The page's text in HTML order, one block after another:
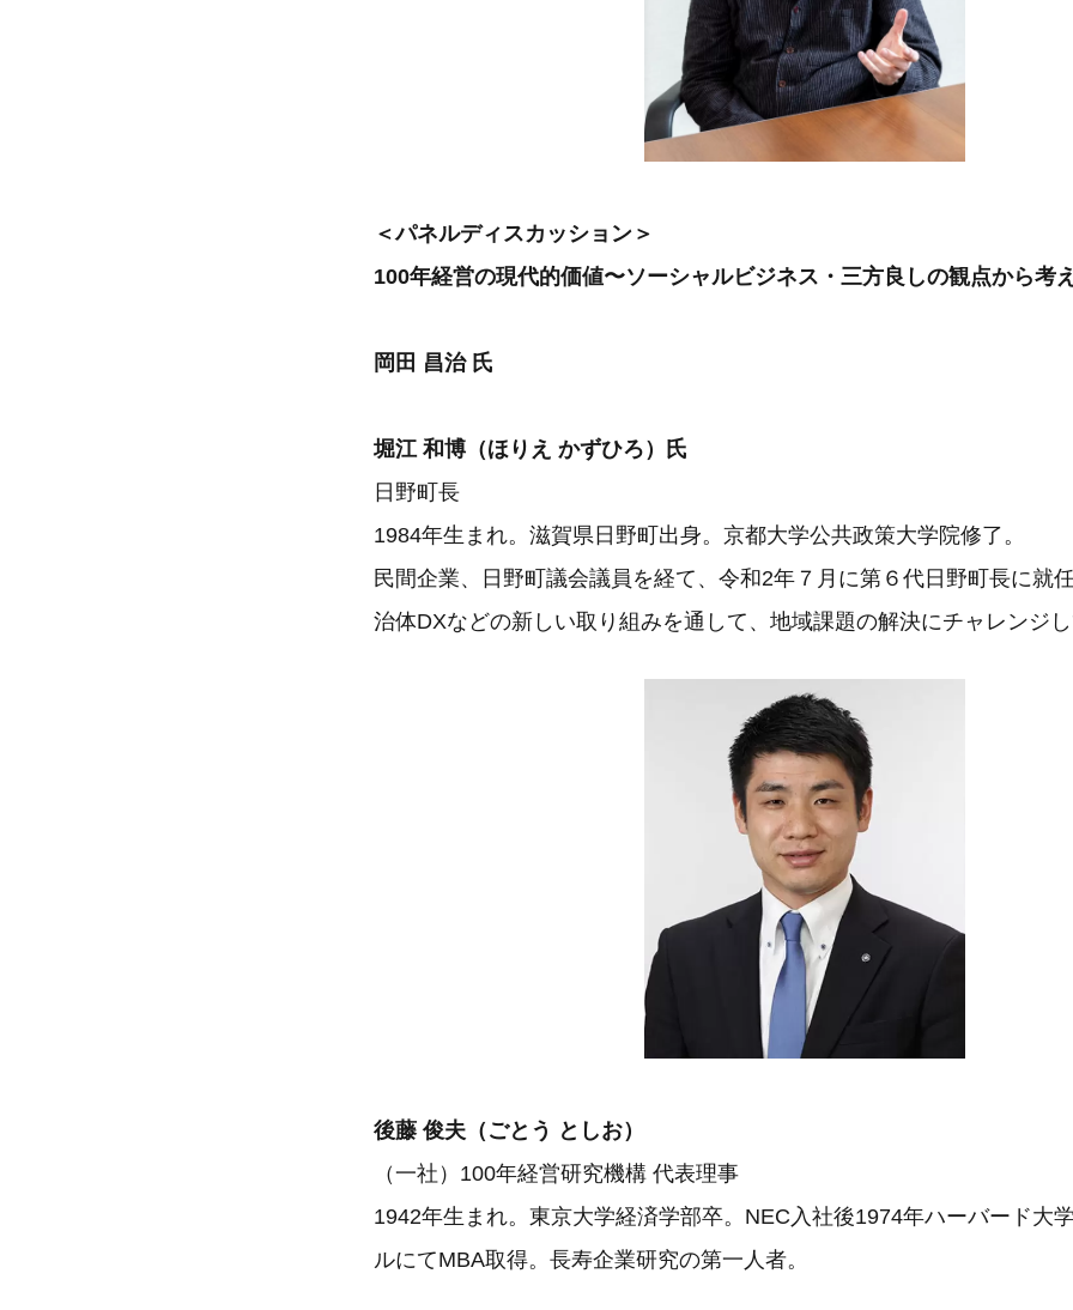
＜パネルディスカッション＞
100年経営の現代的価値〜ソーシャルビジネス・三方良しの観点から考
岡田 昌治 氏
堀江 和博（ほりえ かずひろ）氏
日野町長
1984年生まれ。滋賀県日野町出身。京都大学公共政策大学院修了。
民間企業、日野町議会議員を経て、令和2年７月に第６代日野町長に就
治体DXなどの新しい取り組みを通して、地域課題の解決にチャレンジし
後藤 俊夫（ごとう としお）
（一社）100年経営研究機構 代表理事
1942年生まれ。東京大学経済学部卒。NEC入社後1974年ハーバード大
ルにてMBA取得。長寿企業研究の第一人者。